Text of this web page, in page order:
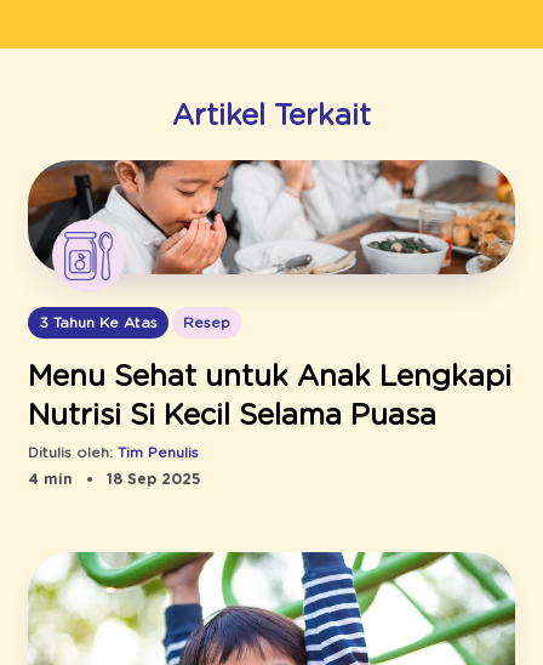
Artikel Terkait
3 Tahun Ke Atas Resep
Menu Sehat untuk Anak Lengkapi
Nutrisi Si Kecil Selama Puasa
Ditulis oleh: Tim Penulis
4 min
18 Sep 2025